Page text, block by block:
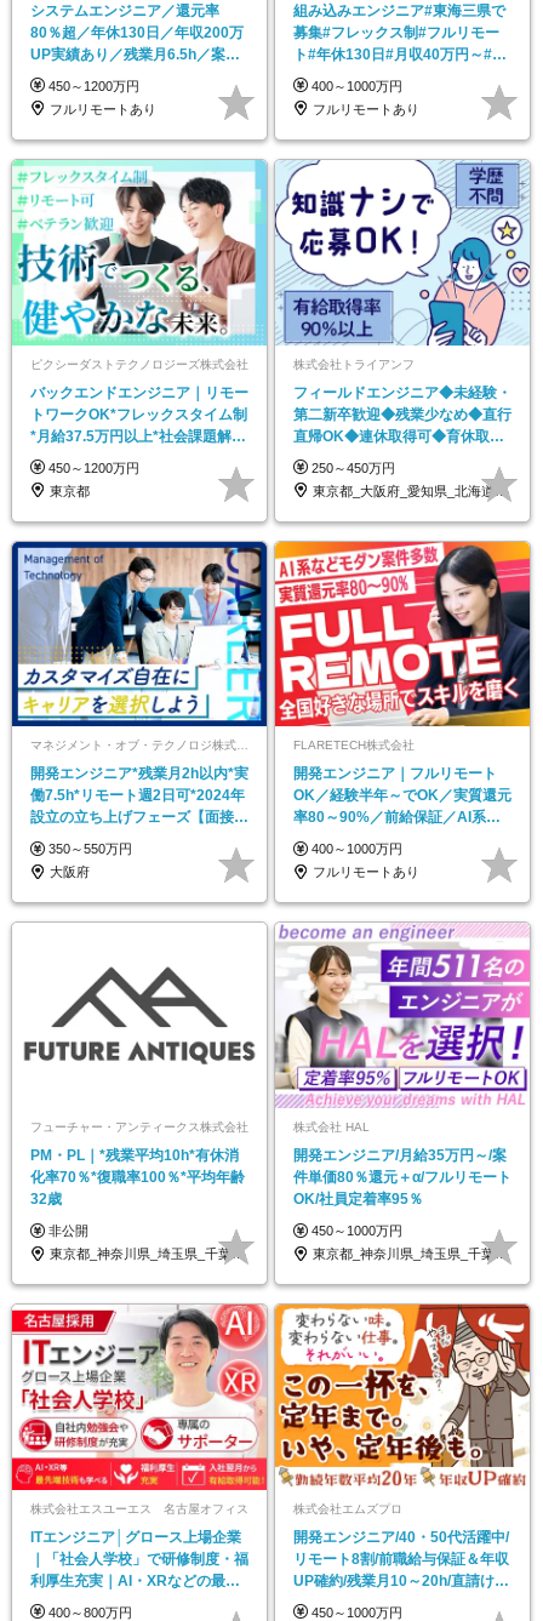
システムエンジニア／還元率
80％超／年休130日／年収200万
UP実績あり／残業月6.5h／案件
選択制
450～1200万円
フルリモートあり
組み込みエンジニア#東海三県で
募集#フレックス制#フルリモー
ト#年休130日#月収40万円～#前
職給与保証
400～1000万円
フルリモートあり
ピクシーダストテクノロジーズ株式会社
バックエンドエンジニア｜リモー
トワークOK*フレックスタイム制
*月給37.5万円以上*社会課題解決
プロダクト
450～1200万円
東京都
株式会社トライアンフ
フィールドエンジニア◆未経験・
第二新卒歓迎◆残業少なめ◆直行
直帰OK◆連休取得可◆育休取得
実績あり
250～450万円
東京都_大阪府_愛知県_北海道_宮城県_…
マネジメント・オブ・テクノロジ株式会社
開発エンジニア*残業月2h以内*実
働7.5h*リモート週2日可*2024年
設立の立ち上げフェーズ【面接1
回】
350～550万円
大阪府
FLARETECH株式会社
開発エンジニア｜フルリモート
OK／経験半年～でOK／実質還元
率80～90%／前給保証／AI系な
ど最先端案件多数
400～1000万円
フルリモートあり
フューチャー・アンティークス株式会社
PM・PL｜*残業平均10h*有休消
化率70％*復職率100％*平均年齢
32歳
非公開
東京都_神奈川県_埼玉県_千葉県_大阪府
株式会社 HAL
開発エンジニア/月給35万円～/案
件単価80％還元＋α/フルリモート
OK/社員定着率95％
450～1000万円
東京都_神奈川県_埼玉県_千葉県_大阪府…
株式会社エスユーエス 名古屋オフィス
ITエンジニア│グロース上場企業
｜「社会人学校」で研修制度・福
利厚生充実｜AI・XRなどの最先
端技術│転勤無
400～800万円
株式会社エムズプロ
開発エンジニア/40・50代活躍中/
リモート8割/前職給与保証＆年収
UP確約/残業月10～20h/直請け8
割
450～1000万円